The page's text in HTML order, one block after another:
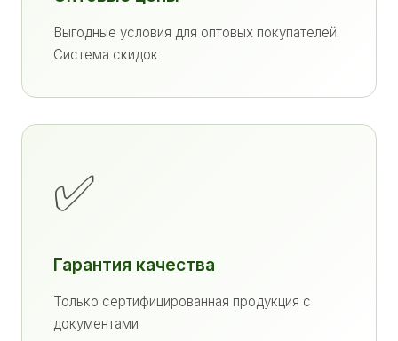
Выгодные условия для оптовых покупателей.
Система скидок
✅
Гарантия качества
Только сертифицированная продукция с
документами